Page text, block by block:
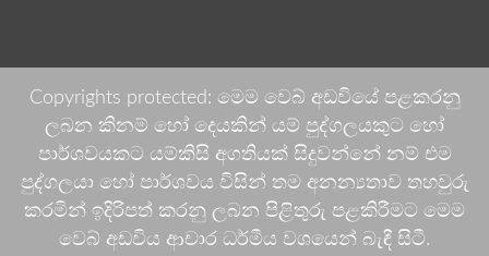
Copyrights protected: මෙම වෙබ් අඩවියේ පළකරනු
ලබන කිනම් හෝ දෙයකින් යම් පුද්ගලයකුට හෝ
පාර්ශවයකට යම්කිසි අගතියක් සිදුවන්නේ නම් එම
පුද්ගලයා හෝ පාර්ශවය විසින් තම අනන්‍යතාව තහවුරු
කරමින් ඉදිරිපත් කරනු ලබන පිළිතුරු පළකිරීමට මෙම
වෙබ් අඩවිය ආචාර ධර්මීය වශයෙන් බැඳී සිටී.